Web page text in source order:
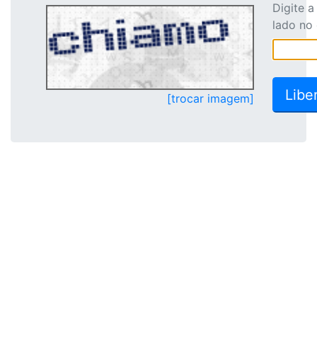
[trocar imagem]
Digite
lado no